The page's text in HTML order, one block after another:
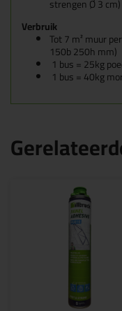
strengen Ø 3 cm)
Verbruik
Tot 7 m² muur
150b 250h mm)
1 bus = 25kg
1 bus = 40kg